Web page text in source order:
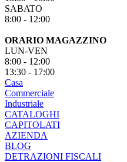
SABATO
8:00 - 12:00
ORARIO MAGAZZINO
LUN-VEN
8:00 - 12:00
13:30 - 17:00
Casa
Commerciale
Industriale
CATALOGHI
CAPITOLATI
AZIENDA
BLOG
DETRAZIONI FISCALI